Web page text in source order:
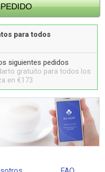
para todos
siguientes pedidos
gratuito para todos los
en €173